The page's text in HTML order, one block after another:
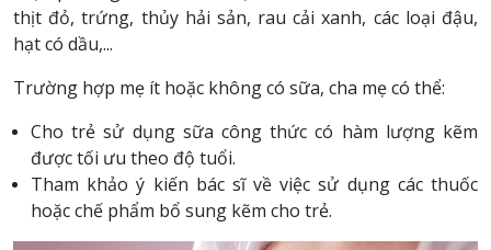
thịt đỏ, trứng, thủy hải sản, rau cải xanh, các loại đậu,
hạt có dầu,...
Trường hợp mẹ ít hoặc không có sữa, cha mẹ có thể:
Cho trẻ sử dụng sữa công thức có hàm lượng kẽm
được tối ưu theo độ tuổi.
Tham khảo ý kiến bác sĩ về việc sử dụng các thuốc
hoặc chế phẩm bổ sung kẽm cho trẻ.